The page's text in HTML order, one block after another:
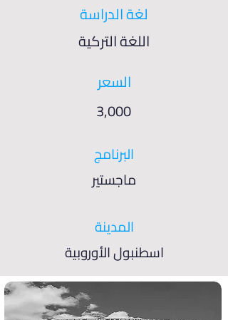
لغة الدراسة
اللغة التركية
السعر
3,000
البرنامج
ماجستير
المدينة
اسطنبول الأوروبية